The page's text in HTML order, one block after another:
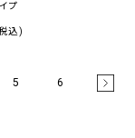
プ
込)
5 6